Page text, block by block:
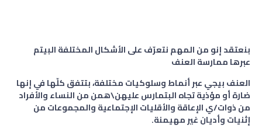
بنعتقد إنو من المهم نتعرّف على الأشكال المختلفة البيتم
عبرها ممارسة العنف
العنف بيجي عبر أنماط وسلوكيات مختلفة، بتتفق كلّها في إنها
ضارة أو مؤذية تجاه البتمارس عليهن\همن من النساء والأفراد
من ذوات/ي الإعاقة والأقليات الإجتماعية والمجموعات من
إثنيات وأديان غير مهيمنة.